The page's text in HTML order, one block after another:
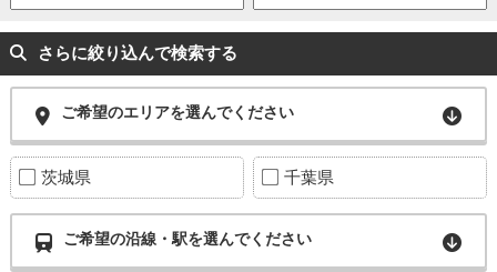
さらに絞り込んで検索する
ご希望のエリアを選んでください
茨城県 千葉県
ご希望の沿線・駅を選んでください